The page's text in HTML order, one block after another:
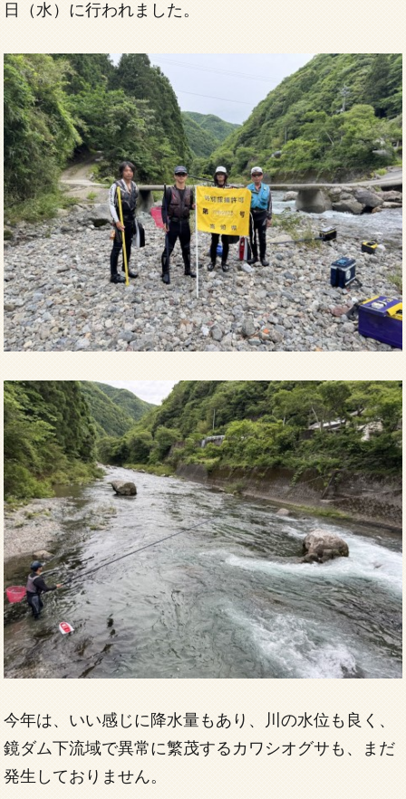
日（水）に行われました。
今年は、いい感じに降水量もあり、川の水位も良く、
鏡ダム下流域で異常に繁茂するカワシオグサも、まだ
発生しておりません。